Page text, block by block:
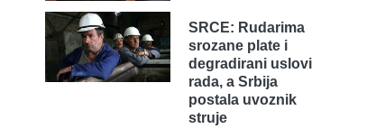
SRCE: Rudarima
srozane plate i
degradirani uslovi
rada, a Srbija
postala uvoznik
struje